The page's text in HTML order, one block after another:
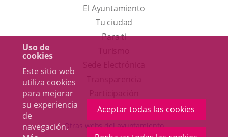
Uso de
cookies
Este sitio web
utiliza cookies
para mejorar
su experiencia
de
navegación.
Aceptar todas las cookies
El Ayuntamiento
Tu ciudad
Para ti
en
una
aplicación
externa.
Otras webs del ayuntamiento